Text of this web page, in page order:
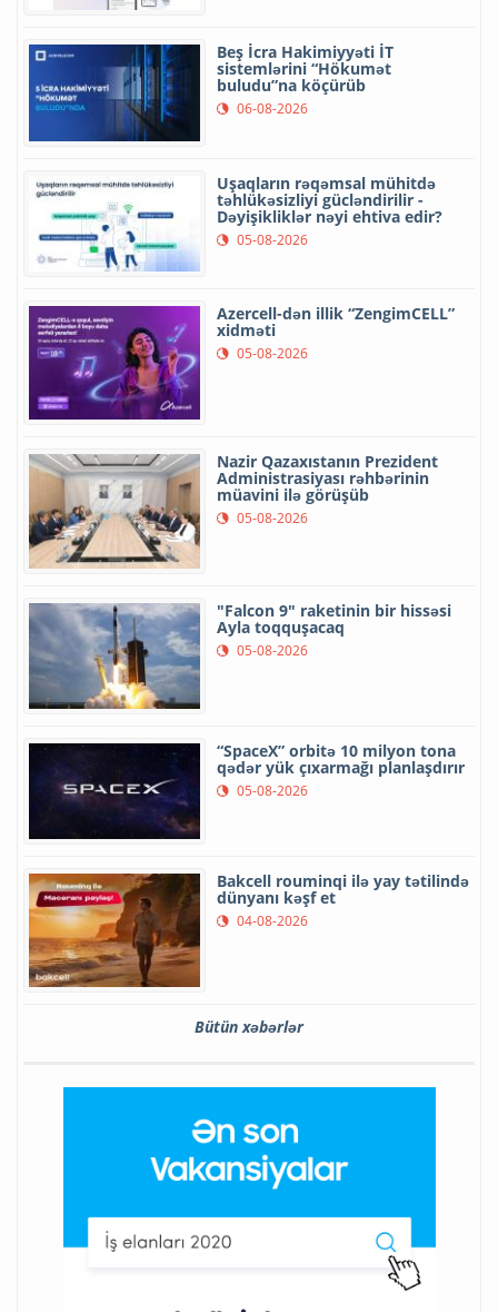
Beş İcra Hakimiyyəti İT
sistemlərini “Hökumət
buludu”na köçürüb
06-08-2026
Uşaqların rəqəmsal mühitdə
təhlükəsizliyi gücləndirilir -
Dəyişikliklər nəyi ehtiva edir?
05-08-2026
Azercell-dən illik “ZengimCELL”
xidməti
05-08-2026
Nazir Qazaxıstanın Prezident
Administrasiyası rəhbərinin
müavini ilə görüşüb
05-08-2026
"Falcon 9" raketinin bir hissəsi
Ayla toqquşacaq
05-08-2026
“SpaceX” orbitə 10 milyon tona
qədər yük çıxarmağı planlaşdırır
05-08-2026
Bakcell rouminqi ilə yay tətilində
dünyanı kəşf et
04-08-2026
Bütün xəbərlər